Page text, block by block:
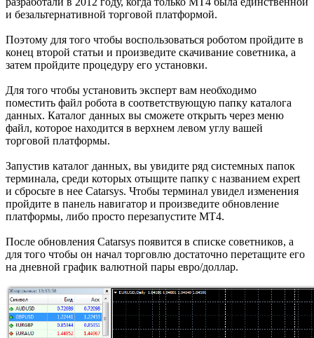
и безальтернативной торговой платформой.
Поэтому для того чтобы воспользоваться роботом пройдите в
конец второй статьи и произведите скачивание советника, а
затем пройдите процедуру его установки.
Для того чтобы установить эксперт вам необходимо
поместить файл робота в соответствующую папку каталога
данных. Каталог данных вы сможете открыть через меню
файл, которое находится в верхнем левом углу вашей
торговой платформы.
Запустив каталог данных, вы увидите ряд системных папок
терминала, среди которых отыщите папку с названием expert
и сбросьте в нее Catarsys. Чтобы терминал увидел изменения
пройдите в панель навигатор и произведите обновление
платформы, либо просто перезапустите МТ4.
После обновления Catarsys появится в списке советников, а
для того чтобы он начал торговлю достаточно перетащите его
на дневной график валютной пары евро/доллар.